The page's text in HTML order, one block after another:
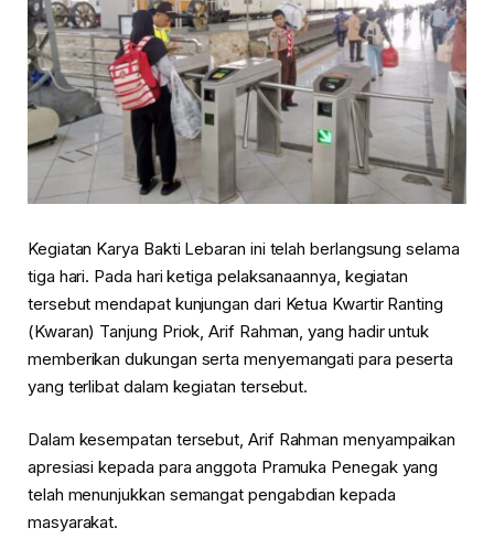
Kegiatan Karya Bakti Lebaran ini telah berlangsung selama
tiga hari. Pada hari ketiga pelaksanaannya, kegiatan
tersebut mendapat kunjungan dari Ketua Kwartir Ranting
(Kwaran) Tanjung Priok, Arif Rahman, yang hadir untuk
memberikan dukungan serta menyemangati para peserta
yang terlibat dalam kegiatan tersebut.
Dalam kesempatan tersebut, Arif Rahman menyampaikan
apresiasi kepada para anggota Pramuka Penegak yang
telah menunjukkan semangat pengabdian kepada
masyarakat.